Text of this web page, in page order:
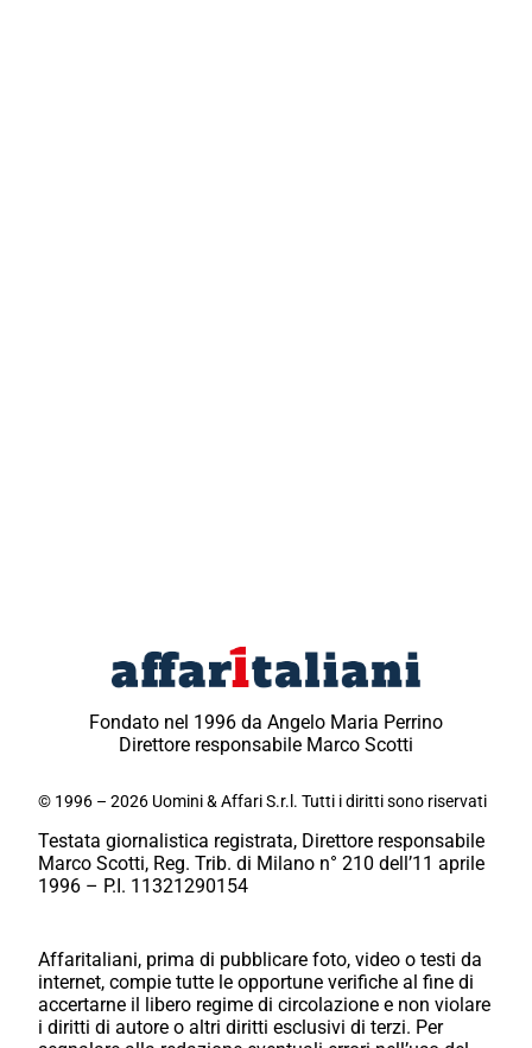
Fondato nel 1996 da Angelo Maria Perrino
Direttore responsabile Marco Scotti
© 1996 – 2026 Uomini & Affari S.r.l. Tutti i diritti sono riservati
Testata giornalistica registrata, Direttore responsabile
Marco Scotti, Reg. Trib. di Milano n° 210 dell’11 aprile
1996 – P.I. 11321290154
Affaritaliani, prima di pubblicare foto, video o testi da
internet, compie tutte le opportune verifiche al fine di
accertarne il libero regime di circolazione e non violare
i diritti di autore o altri diritti esclusivi di terzi. Per